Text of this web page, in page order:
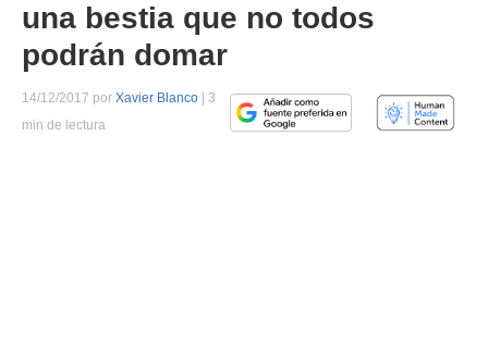
una bestia que no todos
podrán domar
14/12/2017 por Xavier Blanco | 3
min de lectura